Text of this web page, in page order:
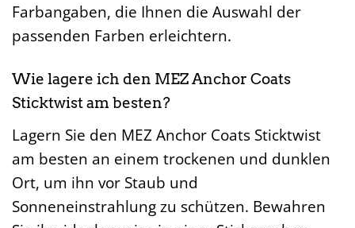
Farbangaben, die Ihnen die Auswahl der
passenden Farben erleichtern.
Wie lagere ich den MEZ Anchor Coats
Sticktwist am besten?
Lagern Sie den MEZ Anchor Coats Sticktwist
am besten an einem trockenen und dunklen
Ort, um ihn vor Staub und
Sonneneinstrahlung zu schützen. Bewahren